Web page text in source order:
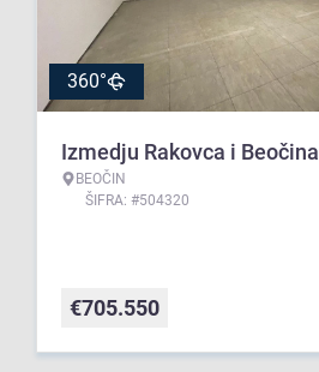
360°
Izmedju Rakovca i Beočina
BEOČIN
ŠIFRA: #504320
€705.550